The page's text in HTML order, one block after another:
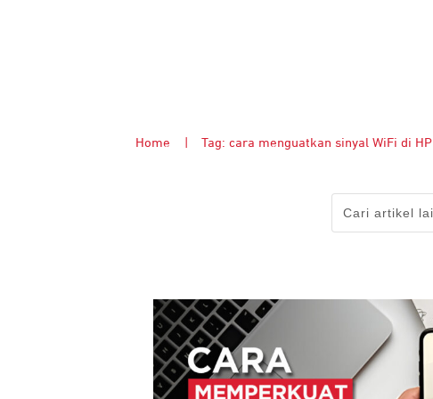
Home Tag: cara menguatkan sinyal WiFi di HP